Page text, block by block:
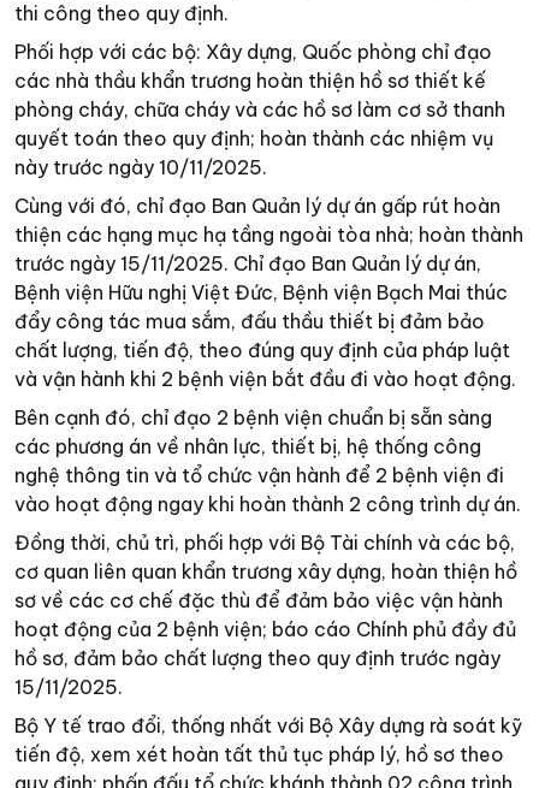
thi công theo quy định.
Phối hợp với các bộ: Xây dựng, Quốc phòng chỉ đạo
các nhà thầu khẩn trương hoàn thiện hồ sơ thiết kế
phòng cháy, chữa cháy và các hồ sơ làm cơ sở thanh
quyết toán theo quy định; hoàn thành các nhiệm vụ
này trước ngày 10/11/2025.
Cùng với đó, chỉ đạo Ban Quản lý dự án gấp rút hoàn
thiện các hạng mục hạ tầng ngoài tòa nhà; hoàn thành
trước ngày 15/11/2025. Chỉ đạo Ban Quản lý dự án,
Bệnh viện Hữu nghị Việt Đức, Bệnh viện Bạch Mai thúc
đẩy công tác mua sắm, đấu thầu thiết bị đảm bảo
chất lượng, tiến độ, theo đúng quy định của pháp luật
và vận hành khi 2 bệnh viện bắt đầu đi vào hoạt động.
Bên cạnh đó, chỉ đạo 2 bệnh viện chuẩn bị sẵn sàng
các phương án về nhân lực, thiết bị, hệ thống công
nghệ thông tin và tổ chức vận hành để 2 bệnh viện đi
vào hoạt động ngay khi hoàn thành 2 công trình dự án.
Đồng thời, chủ trì, phối hợp với Bộ Tài chính và các bộ,
cơ quan liên quan khẩn trương xây dựng, hoàn thiện hồ
sơ về các cơ chế đặc thù để đảm bảo việc vận hành
hoạt động của 2 bệnh viện; báo cáo Chính phủ đầy đủ
hồ sơ, đảm bảo chất lượng theo quy định trước ngày
15/11/2025.
Bộ Y tế trao đổi, thống nhất với Bộ Xây dựng rà soát kỹ
tiến độ, xem xét hoàn tất thủ tục pháp lý, hồ sơ theo
quy định; phấn đấu tổ chức khánh thành 02 công trình